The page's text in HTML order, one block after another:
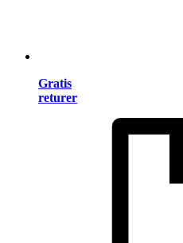
Gratis
returer